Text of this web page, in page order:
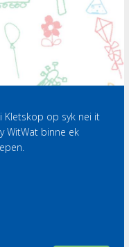
Kletskop op syk nei it
WitWat binne ek